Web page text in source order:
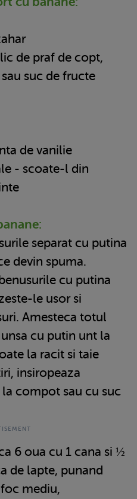
de praf de copt,
suc de fructe
de vanilie
- scoate-l din
separat cu putina
devin spuma.
cu putina
le usor si
Amesteca totul
cu putin unt la
la racit si taie
insiropeaza
compot sau cu suc
6 oua cu 1 cana si ½
de lapte, punand
mediu,